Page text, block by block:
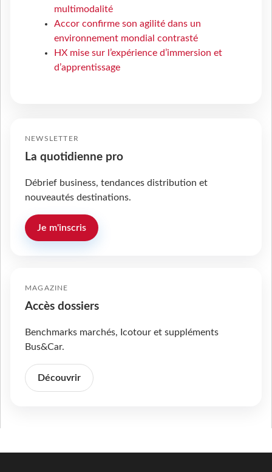
multimodalité
Accor confirme son agilité dans un
environnement mondial contrasté
HX mise sur l’expérience d’immersion et
d’apprentissage
NEWSLETTER
La quotidienne pro
Débrief business, tendances distribution et
nouveautés destinations.
Je m'inscris
MAGAZINE
Accès dossiers
Benchmarks marchés, Icotour et suppléments
Bus&Car.
Découvrir